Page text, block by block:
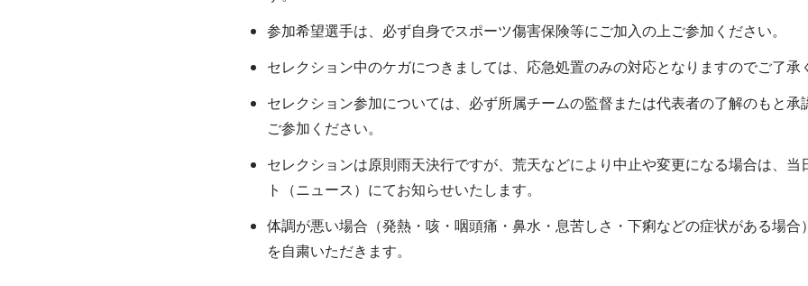
参加希望選手は、必ず自身でスポーツ傷害保険等にご加入の上ご参加ください。
セレクション中のケガにつきましては、応急処置のみの対応となりますのでご了承
セレクション参加については、必ず所属チームの監督または代表者の了解のもと承
ご参加ください。
セレクションは原則雨天決行ですが、荒天などにより中止や変更になる場合は、当
ト（ニュース）にてお知らせいたします。
体調が悪い場合（発熱・咳・咽頭痛・⿐⽔・息苦しさ・下痢などの症状がある場合
を自粛いただきます。